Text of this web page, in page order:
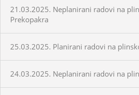
21.03.2025. Neplanirani radovi na
Prekopakra
25.03.2025. Planirani radovi na
24.03.2025. Neplanirani radovi na